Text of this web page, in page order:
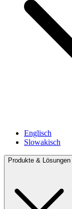
Englisch
Slowakisch
Produkte & Lösungen